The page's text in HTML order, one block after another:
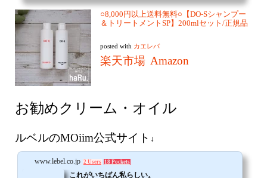
された とある岡山の
○8,000円以上送料無料○【DO-Sシャンプー
＆トリートメントSP】200mlセット/正規品
posted with カエレバ
楽天市場 Amazon
お勧めクリーム・オイル
ルベルのMOiim公式サイト ↓
www.lebel.co.jp 2 Users 18 Pockets
これがいちばん私らしい。